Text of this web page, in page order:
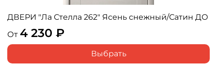
ДВЕРИ "Ла Стелла 262" Ясень снежный/Сатин ДО
От 4 230 ₽
Выбрать